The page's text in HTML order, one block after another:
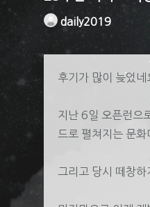
daily2019
후기가 많이 늦었
지난 6일 오픈런으
드로 펼쳐지는 문
그리고 당시 떼창